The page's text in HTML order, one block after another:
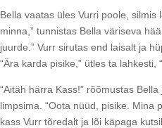
Bella vaatas üles Vurri poole, silmis
minna,” tunnistas Bella väriseva
juurde.” Vurr sirutas end laisalt ja
“Ära karda pisike,” ütles ta lahkesti,
“Aitäh härra Kass!” rõõmustas
limpsima. “Oota nüüd, pisike. Mina
kass Vurr tõredalt ja lõi käpaga